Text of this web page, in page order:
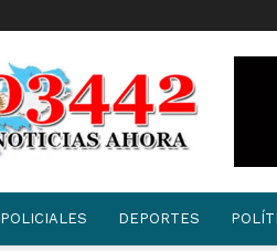
03442
|
NOTICIAS
POLICIALES DEPORTES